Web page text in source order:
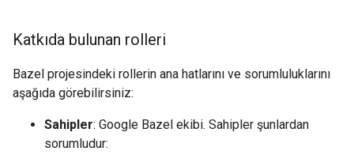
Katkıda bulunan rolleri
Bazel projesindeki rollerin ana hatlarını ve sorumluluklarını
aşağıda görebilirsiniz:
Sahipler: Google Bazel ekibi. Sahipler şunlardan
sorumludur: